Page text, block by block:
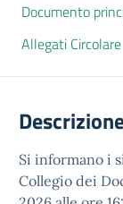
Documento
Allegati Circolare
Si informano i
Collegio dei